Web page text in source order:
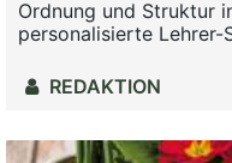
Ordnung und Struktur
personalisierte Lehrer-
REDAKTION